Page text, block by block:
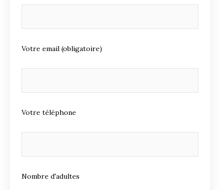
Votre email (obligatoire)
Votre téléphone
Nombre d'adultes